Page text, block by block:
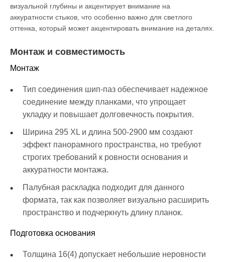
визуальной глубины и акцентирует внимание на
аккуратности стыков, что особенно важно для светлого
оттенка, который может акцентировать внимание на деталях.
Монтаж и совместимость
Монтаж
Тип соединения шип-паз обеспечивает надежное
соединение между планками, что упрощает
укладку и повышает долговечность покрытия.
Ширина 295 XL и длина 500-2900 мм создают
эффект панорамного пространства, но требуют
строгих требований к ровности основания и
аккуратности монтажа.
Палубная раскладка подходит для данного
формата, так как позволяет визуально расширить
пространство и подчеркнуть длину планок.
Подготовка основания
Толщина 16(4) допускает небольшие неровности